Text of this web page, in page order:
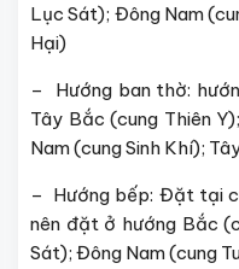
Lục Sát); Đông Nam
Hại)
– Hướng ban thờ:
Tây Bắc (cung Thiên
Nam (cung Sinh Khí);
– Hướng bếp: Đặt tại
nên đặt ở hướng Bắc
Sát); Đông Nam (cung